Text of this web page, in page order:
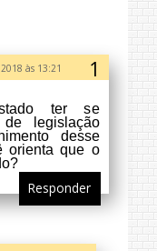
a
está
da nota
campo,
deve ser
para a